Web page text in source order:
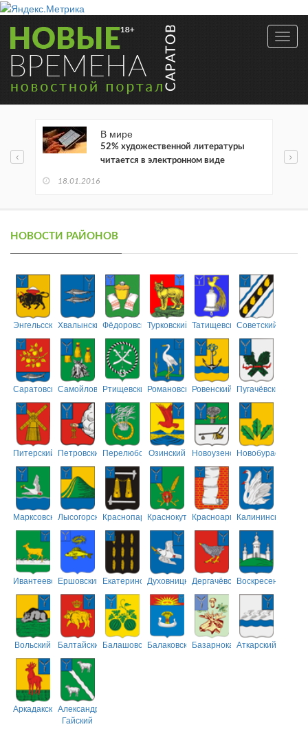
В мире
52% художественной литературы
читается в электронном виде
18.01.2016
НОВОСТИ РАЙОНОВ
ЭнгельсскийХвалынскийФёдоровскийТурковский ТатищевскийСоветский
СаратовскийСамойловскийРтищевскийРомановскийРовенский Пугачёвский
Питерский ПетровскийПерелюбскийОзинский НовоузенскийНовобурасский
МарксовскийЛысогорскийКраснопартизанский
КраснокутскийКрасноармейский
Калининский
ИвантеевскийЕршовский ЕкатериновскийДуховницкийДергачёвскийВоскресенский
Вольский БалтайскийБалашовскийБалаковскийБазарнокарабулакский
Аткарский
АркадакскийАлександрово-
Гайский